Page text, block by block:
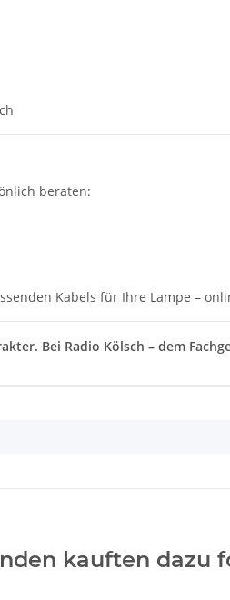
beraten:
Kabels für Ihre Lampe –
Bei Radio Kölsch – dem
kauften dazu